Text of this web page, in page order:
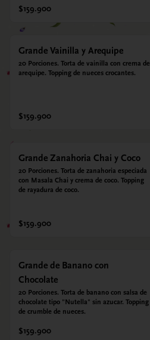
$159.900
Grande Vainilla y Arequipe
20 Porciones. Torta de vainilla con crema de
arequipe. Topping de nueces crocantes.
$159.900
Grande Zanahoria Chai y Coco
20 Porciones. Torta de zanahoria especiada
con Masala Chai y crema de coco. Topping
de rayadura de coco.
$159.900
Grande de Banano con
Chocolate
20 Porciones. Torta de banano con salsa de
chocolate tipo "Nutella" sin azucar. Topping
de crumble de nueces.
$159.900